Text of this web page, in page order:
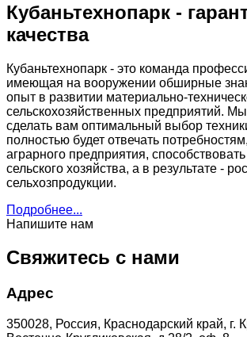
Кубаньтехнопарк -
качества
Кубаньтехнопарк - это команда
имеющая на вооружении обширные
опыт в развитии материально-
сельскохозяйственных предприятий.
сделать вам оптимальный выбор
полностью будет отвечать
аграрного предприятия,
сельского хозяйства, а в результате -
сельхозпродукции.
Подробнее...
Напишите нам
Свяжитесь с нами
Адрес
350028, Россия, Краснодарский край, г.